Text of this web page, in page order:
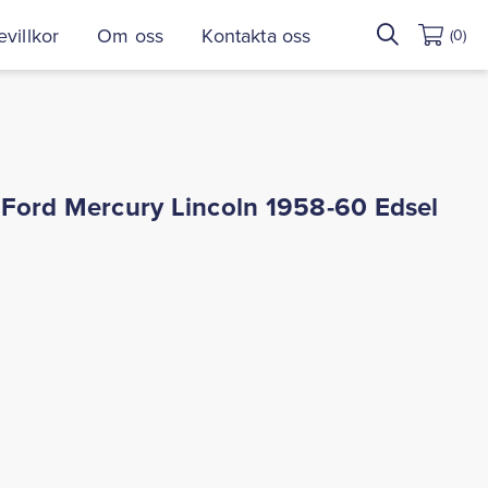
Om oss Kontakta oss
Sök
efter:
(0)
Mercury Lincoln 1958-60 Edsel